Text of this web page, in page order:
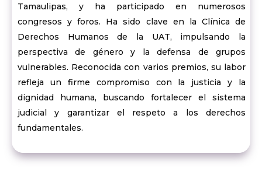
Tamaulipas, y ha participado en numerosos
congresos y foros. Ha sido clave en la Clínica de
Derechos Humanos de la UAT, impulsando la
perspectiva de género y la defensa de grupos
vulnerables. Reconocida con varios premios, su labor
refleja un firme compromiso con la justicia y la
dignidad humana, buscando fortalecer el sistema
judicial y garantizar el respeto a los derechos
fundamentales.